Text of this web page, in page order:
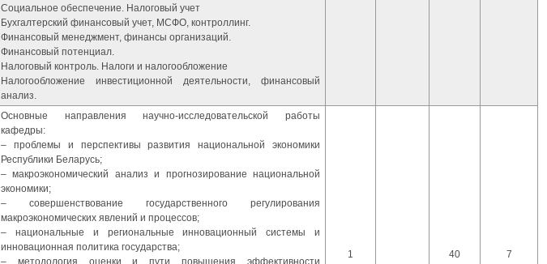
Социальное обеспечение. Налоговый учет
Бухгалтерский финансовый учет, МСФО, контроллинг.
Финансовый менеджмент, финансы организаций.
Финансовый потенциал.
Налоговый контроль. Налоги и налогообложение
Налогообложение инвестиционной деятельности, финансовый
анализ.
Основные направления научно-исследовательской работы
кафедры:
– проблемы и перспективы развития национальной экономики
Республики Беларусь;
– макроэкономический анализ и прогнозирование национальной
экономики;
– совершенствование государственного регулирования
макроэкономических явлений и процессов;
– национальные и региональные инновационный системы и
инновационная политика государства;
– методология оценки и пути повышения эффективности
1 40 7